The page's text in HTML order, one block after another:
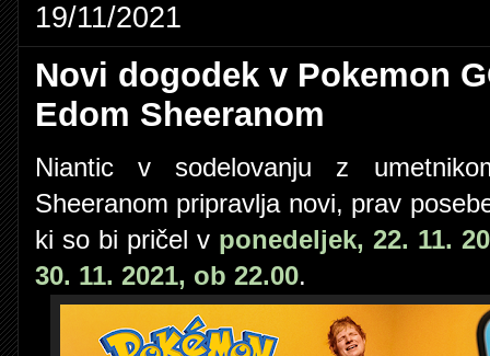
19/11/2021
Novi dogodek v Pokemon
Edom Sheeranom
Niantic v sodelovanju z
Sheeranom pripravlja novi, prav
ki so bi pričel v ponedeljek, 22. 11.
30. 11. 2021, ob 22.00.